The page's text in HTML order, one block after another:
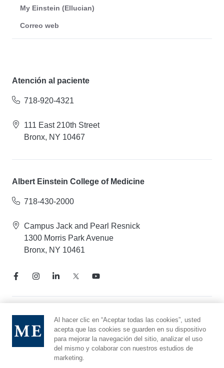
My Einstein (Ellucian)
Correo web
Atención al paciente
718-920-4321
111 East 210th Street
Bronx, NY 10467
Albert Einstein College of Medicine
718-430-2000
Campus Jack and Pearl Resnick
1300 Morris Park Avenue
Bronx, NY 10461
Aviso de prácticas de privacidad
Línea directa de cumplimiento
Denunciar maltrato
Preferencias de cookies
Al hacer clic en “Aceptar todas las cookies”, usted
acepta que las cookies se guarden en su dispositivo
para mejorar la navegación del sitio, analizar el uso
del mismo y colaborar con nuestros estudios de
marketing.